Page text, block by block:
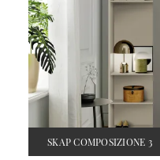
SKAP COMPOSIZIONE 3